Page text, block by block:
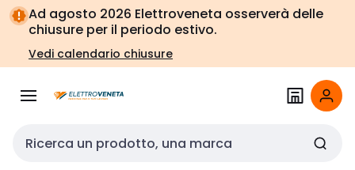
Vai alla
navigazione
Vai
alla
pagina
Ad agosto 2026 Elettroveneta osserverà delle
chiusure per il periodo estivo.
Vedi calendario chiusure
Cerca input